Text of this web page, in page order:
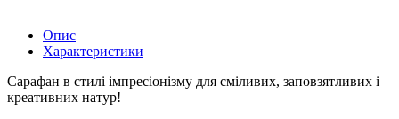
Опис
Характеристики
Сарафан в стилі імпресіонізму для сміливих, заповзятливих і
креативних натур!